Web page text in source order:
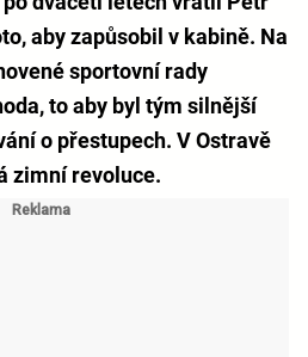
aby zapůsobil v kabině. Na
sportovní rady
to aby byl tým silnější
o přestupech. V Ostravě
zimní revoluce.